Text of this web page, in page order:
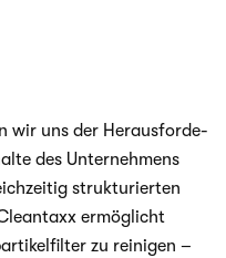
wir uns der Her­aus­for­de­
des Unter­neh­mens
struk­tu­rier­ten
ermög­licht
zu rei­ni­gen –